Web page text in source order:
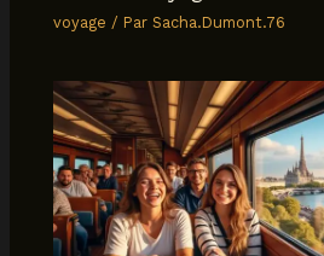
voyage / ParSacha.Dumont.76